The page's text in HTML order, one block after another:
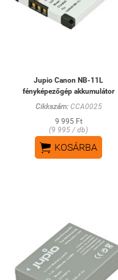
Jupio Canon NB-11L
fényképezőgép akkumulátor
Cikkszám:CCA0025
9 995 Ft
(9 995 / db)
 KOSÁRBA